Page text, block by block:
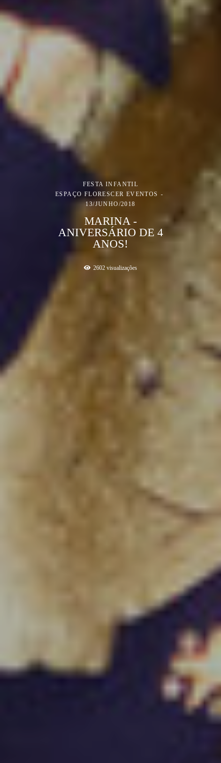
FESTA INFANTIL
ESPAÇO FLORESCER EVENTOS
13/JUNHO/2018
MARINA -
ANIVERSÁRIO DE 4
ANOS!
2602 visualizações